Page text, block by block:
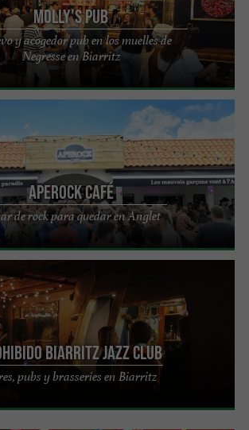
Molly's Pub
y acogedor pub en los muelles de
Negresse en Biarritz
Aperock Café
de rock para quedar en Anglet
Biarritz Jazz Club
pubs y brasseries en Biarritz